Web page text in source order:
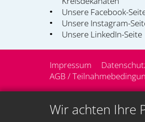
Wir achten Ihre
Unsere Facebook-
Unsere Instagram-
Unsere LinkedIn-Seite
Impressum
AGB /